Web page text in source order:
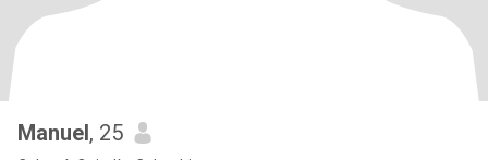
Manuel, 25